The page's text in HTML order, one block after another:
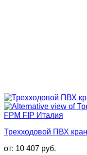
Трехходовой ПВХ
от: 10 407 руб.